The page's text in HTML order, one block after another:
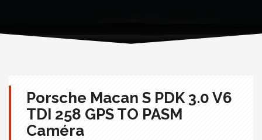
Porsche Macan S PDK 3.0 V6
TDI 258 GPS TO PASM
Caméra